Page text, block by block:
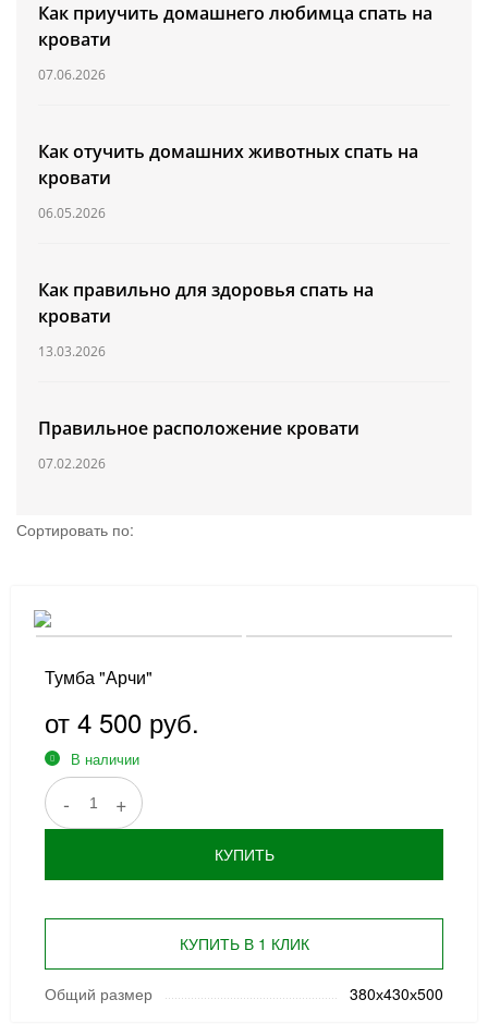
КОРПУСНАЯ МЕБЕЛЬ
Распашные шкафы
Комоды
Тумбы
Прихожие
ПО ПОМЕЩЕНИЯМ
ОПЦИИ ДЛЯ СПАЛЬНИ
Как приучить домашнего любимца спать на
кровати
07.06.2026
Как отучить домашних животных спать на
кровати
06.05.2026
Как правильно для здоровья спать на
кровати
13.03.2026
Правильное расположение кровати
07.02.2026
Сортировать по:
Тумба "Арчи"
от 4 500 руб.
В наличии
- +
КУПИТЬ
КУПИТЬ В 1 КЛИК
Общий размер 380х430х500